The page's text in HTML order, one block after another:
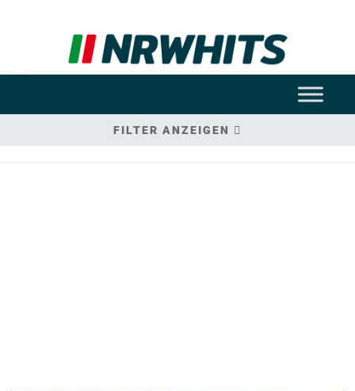
FILTER ANZEIGEN